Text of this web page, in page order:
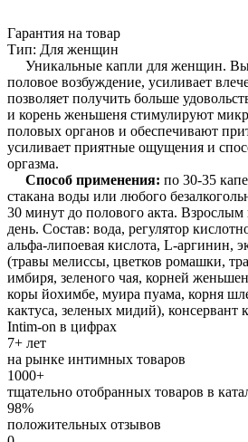
Гарантия на товар
Тип: Для женщин
Уникальные капли для женщин.
половое возбуждение, усиливает
позволяет получить больше
и корень женьшеня стимулируют
половых органов и обеспечивают
усиливает приятные ощущения и
оргазма.
Способ применения: по 30-35
стакана воды или любого
30 минут до полового акта. Взрослым
день. Состав: вода, регулятор
альфа-липоевая кислота, L-аргинин,
(травы мелиссы, цветков ромашки,
имбиря, зеленого чая, корней
коры йохимбе, муира пуама, корня
кактуса, зеленых мидий), консервант
Intim-on в цифрах
7+ лет
на рынке интимных товаров
1000+
тщательно отобранных товаров в
98%
положительных отзывов